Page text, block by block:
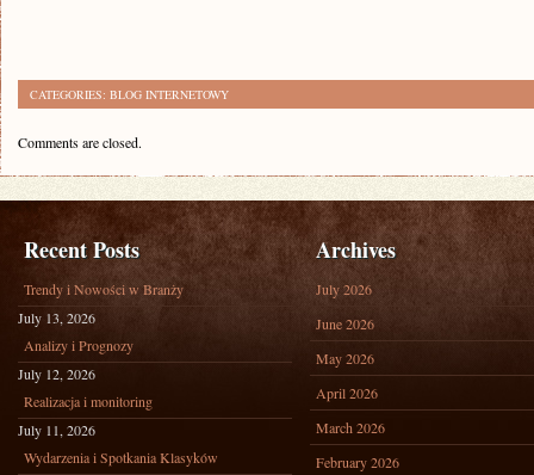
CATEGORIES: BLOG INTERNETOWY
Comments are closed.
Recent Posts
Trendy i Nowości w Branży
July 13, 2026
Analizy i Prognozy
July 12, 2026
Realizacja i monitoring
July 11, 2026
Wydarzenia i Spotkania Klasyków
Archives
July 2026
June 2026
May 2026
April 2026
March 2026
February 2026